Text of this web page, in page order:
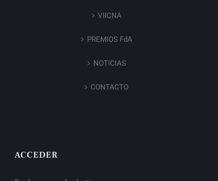
VIICNA
PREMIOS FdA
NOTICIAS
CONTACTO
ACCEDER